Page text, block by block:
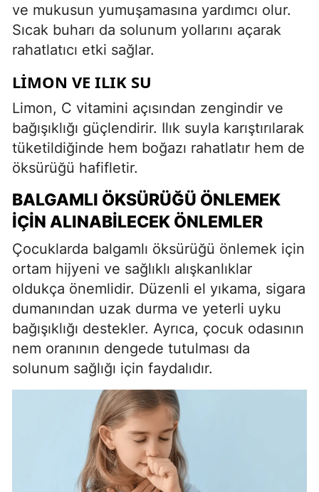
ve mukusun yumuşamasına yardımcı olur.
Sıcak buharı da solunum yollarını açarak
rahatlatıcı etki sağlar.
LIMON VE ILIK SU
Limon, C vitamini açısından zengindir ve
bağışıklığı güçlendirir. Ilık suyla karıştırılarak
tüketildiğinde hem boğazı rahatlatır hem de
öksürüğü hafifletir.
BALGAMLI ÖKSÜRÜĞÜ ÖNLEMEK
İÇIN ALINABILECEK ÖNLEMLER
Çocuklarda balgamlı öksürüğü önlemek için
ortam hijyeni ve sağlıklı alışkanlıklar
oldukça önemlidir. Düzenli el yıkama, sigara
dumanından uzak durma ve yeterli uyku
bağışıklığı destekler. Ayrıca, çocuk odasının
nem oranının dengede tutulması da
solunum sağlığı için faydalıdır.